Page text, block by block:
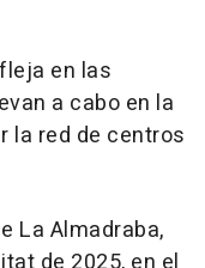
en las
a cabo en la
la red de centros
La Almadraba,